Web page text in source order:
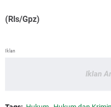
(Rls/Gpz)
Iklan
Iklan